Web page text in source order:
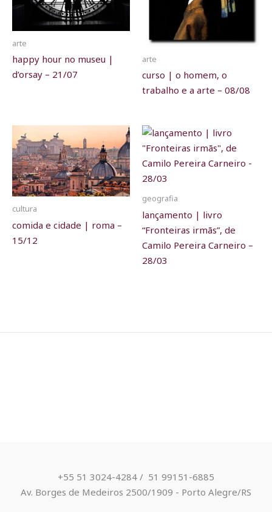
arte
happy hour no museu |
d’orsay – 21/07
arte
curso | o homem, o
trabalho e a arte – 08/08
cultura
comida e cidade | roma –
15/12
geografia
lançamento | livro
“Fronteiras irmãs”, de
Camilo Pereira Carneiro –
28/03
+55 51 3024-4284 / ​ 51 99151-6885
Av. Borges de Medeiros 2500/1909 - Porto Alegre/RS